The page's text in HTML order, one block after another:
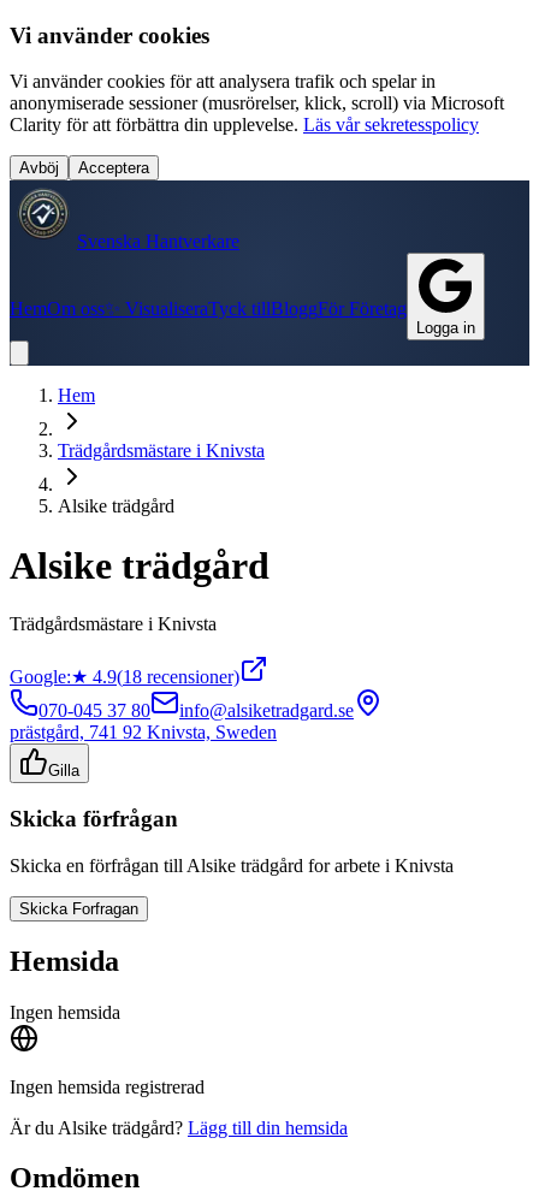
Vi använder cookies
Vi använder cookies för att analysera trafik och spelar in
anonymiserade sessioner (musrörelser, klick, scroll) via Microsoft
Clarity för att förbättra din upplevelse. Läs vår sekretesspolicy
Avböj Acceptera
Svenska Hantverkare
HemOm oss✨ VisualiseraTyck tillBloggFör Företag
Logga in
Hem
Trädgårdsmästare i Knivsta
Alsike trädgård
Alsike trädgård
Trädgårdsmästare i Knivsta
Google:★ 4.9(18 recensioner)
070-045 37 80
info@alsiketradgard.se
prästgård, 741 92 Knivsta, Sweden
Gilla
Skicka förfrågan
Skicka en förfrågan till Alsike trädgård for arbete i Knivsta
Skicka Forfragan
Hemsida
Ingen hemsida
Ingen hemsida registrerad
Är du Alsike trädgård? Lägg till din hemsida
Omdömen